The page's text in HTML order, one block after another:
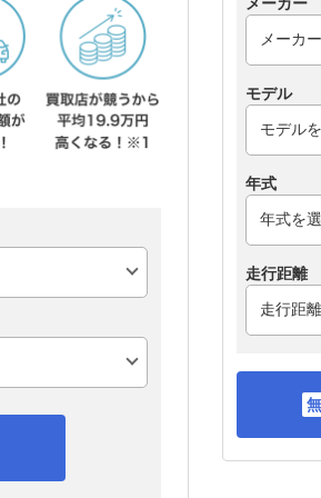
モデル
年式
走行距離